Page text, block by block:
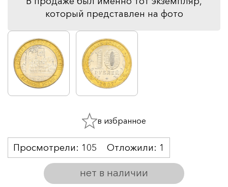
который представлен на фото
нет в наличии
Просмотрели: 105 Отложили: 1
в избранное